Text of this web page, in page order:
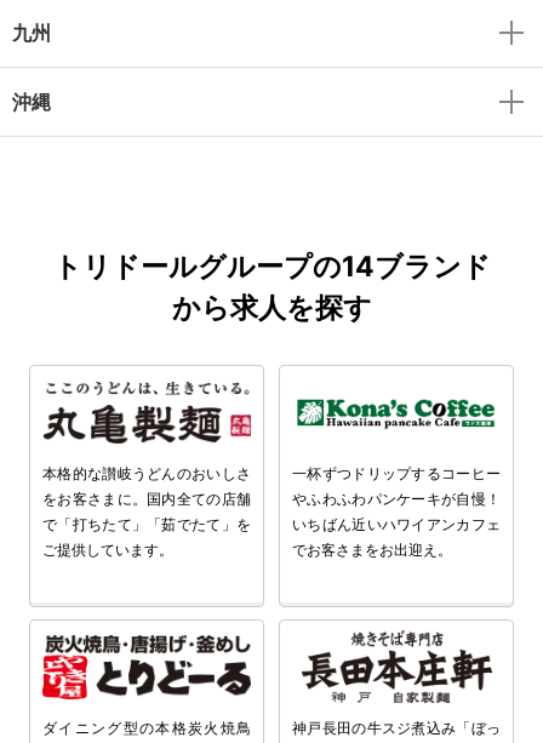
九州
沖縄
トリドールグループの14ブランド
から求人を探す
本格的な讃岐うどんのおいしさ
をお客さまに。国内全ての店舗
で「打ちたて」「茹でたて」を
ご提供しています。
一杯ずつドリップするコーヒー
やふわふわパンケーキが自慢！
いちばん近いハワイアンカフェ
でお客さまをお出迎え。
ダイニング型の本格炭火焼鳥
神戸長田の牛スジ煮込み「ぼっ